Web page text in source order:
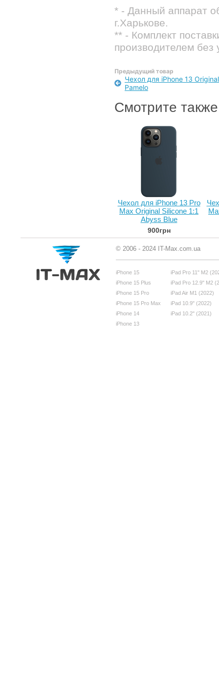
* - Данный аппарат
г.Харькове.
** - Комплект
производителем без
Предыдущий товар
Чехол для iPhone 13
Pamelo
Смотрите также
Чехол для iPhone 13 Pro
Max Original Silicone 1:1
Abyss Blue
900грн
© 2006 - 2024 IT-Max.com.ua
iPhone 15
iPhone 15 Plus
iPhone 15 Pro
iPhone 15 Pro Max
iPhone 14
iPhone 13
iPad Pro 11" M2
iPad Pro 12.9" M2
iPad Air M1 (2022)
iPad 10.9" (2022)
iPad 10.2" (2021)